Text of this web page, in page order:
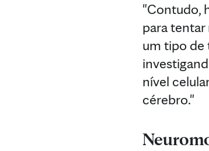
"Contudo,
para
um tipo de
nível
cérebro."